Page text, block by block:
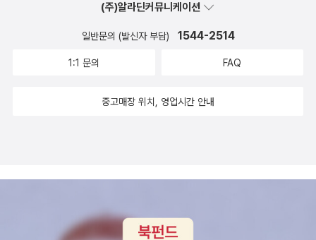
를 왜 그리 음울하게 보냈는지 거참. 잘 정리된 글로 봐도, 모
든 혁명이 다 그렇지만, 너무 복잡하다. 그 와중에 그때도 그랬겠지만,
에 앉아 있어서 피를 본 마리 앙투와네트를 보면서 참, 팔자라는 것을
갖 추악한 죄목을 다 붙인 그녀. 낭비와 사치, 저 책에서도 쓰고 있지
자-사람의 머리와 감성(변덕)을 가졌다는 것이지, 역사-운명이 그녀
에게 안긴 저런 대접을 받을 만큼 숭악한 정도는 결코 아니었다. 이런
(주)알라딘커뮤니케이션
일반문의 (발신자 부담) 1544-2514
1:1 문의 FAQ
중고매장 위치, 영업시간 안내